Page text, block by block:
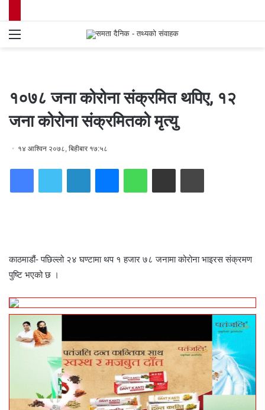
१०७८ जना कोरोना संक्रमित थपिए, १२
जना कोरोना संक्रमितको मृत्यु
१४ आश्विन २०७८, बिहीबार १७:५८
काठमाडौं- पछिल्लो २४ घण्टामा थप १ हजार ७८ जनामा कोरोना भाइरस संक्रमण
पुष्टि भएको छ ।